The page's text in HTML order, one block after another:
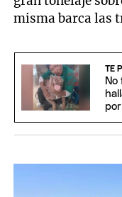
misma barca las
TE
No